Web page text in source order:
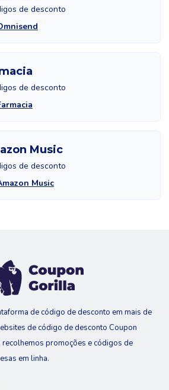
de desconto
de desconto
Music
de desconto
Music
de código de desconto em mais de
de código de desconto Coupon
recolhemos promoções e códigos de
em linha.